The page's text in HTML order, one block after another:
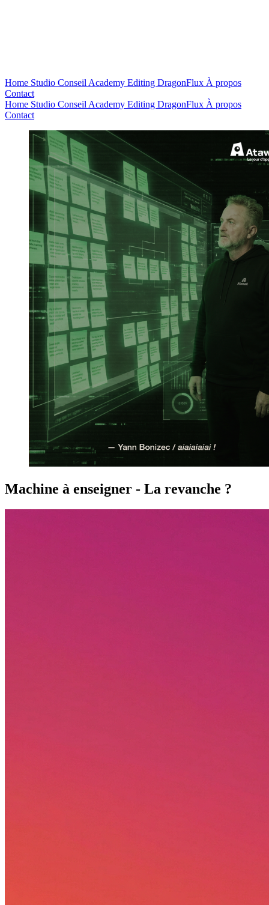
Home Studio Conseil Academy Editing DragonFlux À propos
Contact
Home Studio Conseil Academy Editing DragonFlux À propos
Contact
Machine à enseigner - La revanche ?